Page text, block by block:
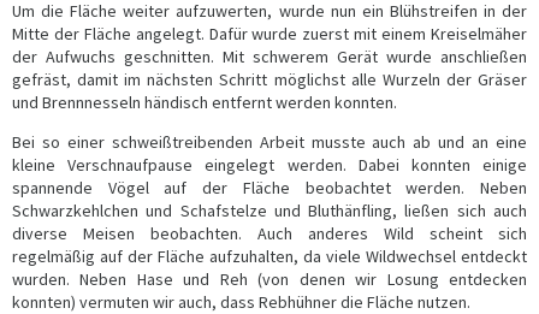
Um die Fläche weiter aufzuwerten, wurde nun ein Blühstreifen in der
Mitte der Fläche angelegt. Dafür wurde zuerst mit einem Kreiselmäher
der Aufwuchs geschnitten. Mit schwerem Gerät wurde anschließen
gefräst, damit im nächsten Schritt möglichst alle Wurzeln der Gräser
und Brennnesseln händisch entfernt werden konnten.
Bei so einer schweißtreibenden Arbeit musste auch ab und an eine
kleine Verschnaufpause eingelegt werden. Dabei konnten einige
spannende Vögel auf der Fläche beobachtet werden. Neben
Schwarzkehlchen und Schafstelze und Bluthänfling, ließen sich auch
diverse Meisen beobachten. Auch anderes Wild scheint sich
regelmäßig auf der Fläche aufzuhalten, da viele Wildwechsel entdeckt
wurden. Neben Hase und Reh (von denen wir Losung entdecken
konnten) vermuten wir auch, dass Rebhühner die Fläche nutzen.